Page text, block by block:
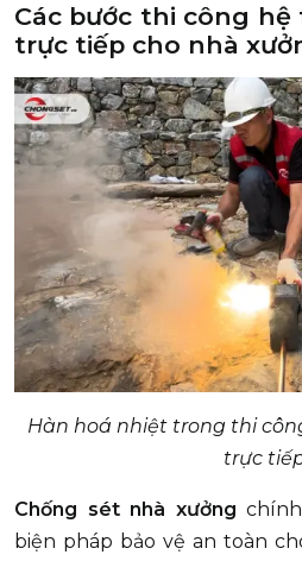
Các bước thi công
trực tiếp cho nhà
Hàn hoá nhiệt trong thi
trực
Chống sét nhà xưởng
biện pháp bảo vệ an toàn